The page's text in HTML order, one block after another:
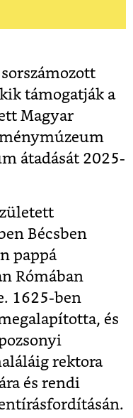
támogatják a
Magyar
átadását 2025-
Bécsben
pappá
Rómában
1625-ben
és
rektora
és rendi